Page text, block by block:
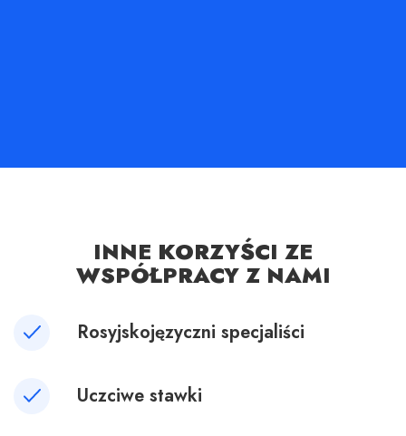
INNE KORZYŚCI ZE
WSPÓŁPRACY Z NAMI
Rosyjskojęzyczni specjaliści
Uczciwe stawki